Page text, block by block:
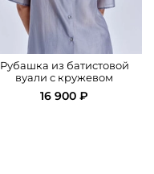
Рубашка из батистовой
вуали с кружевом
16 900 ₽